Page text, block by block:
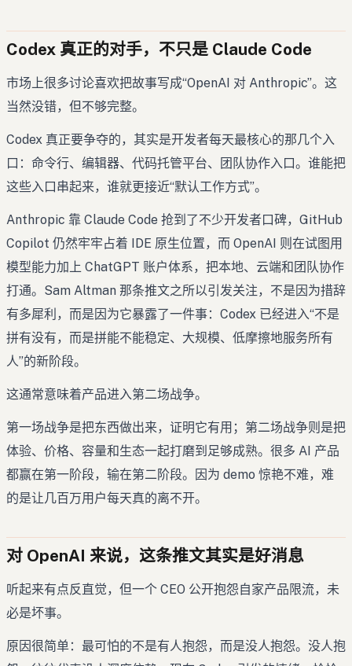
Codex 真正的对手，不只是 Claude Code
市场上很多讨论喜欢把故事写成“OpenAI 对 Anthropic”。这
当然没错，但不够完整。
Codex 真正要争夺的，其实是开发者每天最核心的那几个入
口：命令行、编辑器、代码托管平台、团队协作入口。谁能把
这些入口串起来，谁就更接近“默认工作方式”。
Anthropic 靠 Claude Code 抢到了不少开发者口碑，GitHub
Copilot 仍然牢牢占着 IDE 原生位置，而 OpenAI 则在试图用
模型能力加上 ChatGPT 账户体系，把本地、云端和团队协作
打通。Sam Altman 那条推文之所以引发关注，不是因为措辞
有多犀利，而是因为它暴露了一件事：Codex 已经进入“不是
拼有没有，而是拼能不能稳定、大规模、低摩擦地服务所有
人”的新阶段。
这通常意味着产品进入第二场战争。
第一场战争是把东西做出来，证明它有用；第二场战争则是把
体验、价格、容量和生态一起打磨到足够成熟。很多 AI 产品
都赢在第一阶段，输在第二阶段。因为 demo 惊艳不难，难
的是让几百万用户每天真的离不开。
对 OpenAI 来说，这条推文其实是好消息
听起来有点反直觉，但一个 CEO 公开抱怨自家产品限流，未
必是坏事。
原因很简单：最可怕的不是有人抱怨，而是没人抱怨。没人抱